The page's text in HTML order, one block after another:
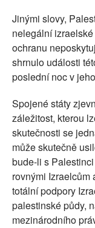
Jinými slovy,
nelegální
ochranu
shrnulo události
poslední noc v
Spojené státy
záležitost, kterou
skutečnosti se
může skutečně
bude-li s
rovnými
totální podpory
palestinské půdy,
mezinárodního